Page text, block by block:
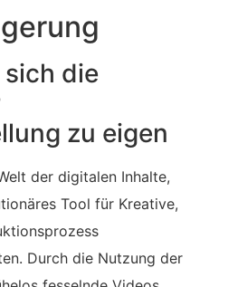
sich die
zu eigen
der digitalen Inhalte,
Tool für Kreative,
Durch die Nutzung der